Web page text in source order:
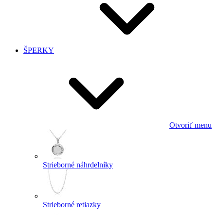
ŠPERKY
Otvoriť menu
Strieborné náhrdelníky
Strieborné retiazky